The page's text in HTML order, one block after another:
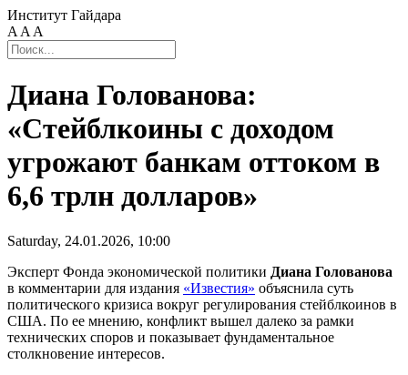
Институт Гайдара
A A A
Диана Голованова:
«Стейблкоины с доходом
угрожают банкам оттоком в
6,6 трлн долларов»
Saturday, 24.01.2026, 10:00
Эксперт Фонда экономической политики Диана Голованова
в комментарии для издания «Известия» объяснила суть
политического кризиса вокруг регулирования стейблкоинов в
США. По ее мнению, конфликт вышел далеко за рамки
технических споров и показывает фундаментальное
столкновение интересов.